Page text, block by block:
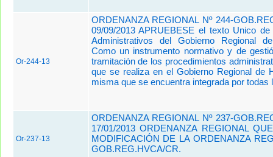
Or-244-13
ORDENANZA REGIONAL Nº 244-
09/09/2013 APRUEBESE el texto Unico de
Administrativos del Gobierno Regional
Como un instrumento normativo y de
tramitación de los procedimientos
que se realiza en el Gobierno Regional de
misma que se encuentra integrada por todas
Or-237-13
ORDENANZA REGIONAL Nº 237-
17/01/2013 ORDENANZA REGIONAL
MODIFICACIÓN DE LA ORDENANZA
GOB.REG.HVCA/CR.